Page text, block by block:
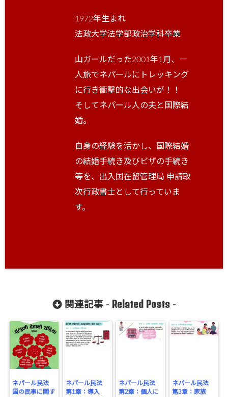
1972年生まれ
法政大学法学部政治学科卒業
山ガールだった2001年1月、一
人旅でネパールにトレッキング
に行き衝撃的な出会いが！！
そしてネパール人の夫と国際結
婚。
自身の経験を活かし、国際結婚
の結婚手続き及びビザの手続き
等を、出入国在留管理局 申請取
次行政書士として行っていま
す。
関連記事 - Related Posts-
ネパール民法
国の民事に関す
ネパール民法
第1章：導入
ネパール民法
第2章：個人に
ネパール民法
第3章：家族